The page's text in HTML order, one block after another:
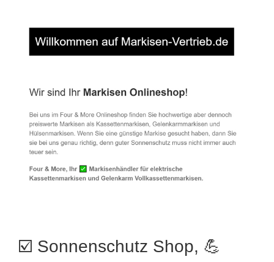
☑️ Sonnenschutz Shop, 💪